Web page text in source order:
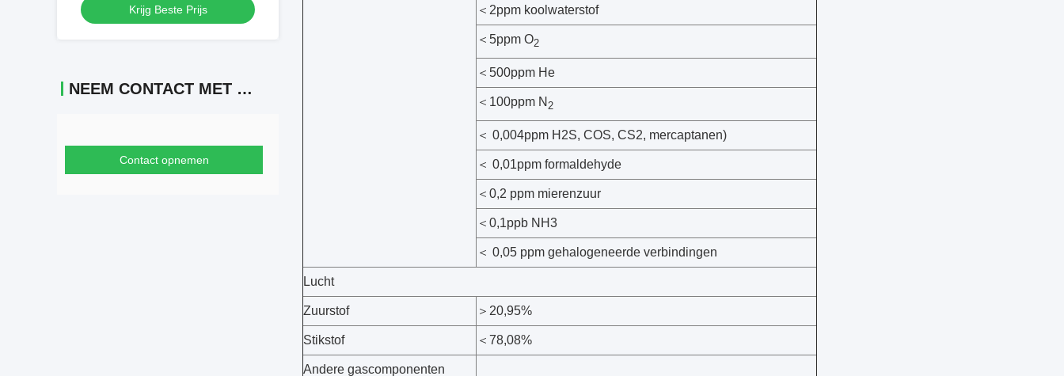
Krijg Beste Prijs
NEEM CONTACT MET ONS OP
Contact opnemen
＜2ppm koolwaterstof
＜5ppm O2
＜500ppm He
＜100ppm N 2
＜ 0,004ppm H2S, COS, CS2, mercaptanen)
＜ 0,01ppm formaldehyde
＜0,2 ppm mierenzuur
＜0,1ppb NH3
＜ 0,05 ppm gehalogeneerde verbindingen
Lucht
Zuurstof ＞20,95%
Stikstof ＜78,08%
Andere gascomponenten